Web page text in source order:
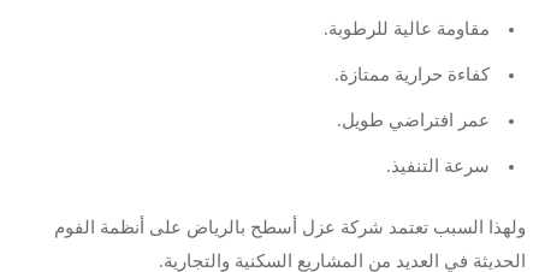
مقاومة عالية للرطوبة.
كفاءة حرارية ممتازة.
عمر افتراضي طويل.
سرعة التنفيذ.
ولهذا السبب تعتمد شركة عزل أسطح بالرياض على أنظمة الفوم
الحديثة في العديد من المشاريع السكنية والتجارية.